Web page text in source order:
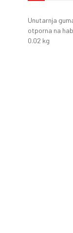
Unutarnja
otporna na
0.02 kg